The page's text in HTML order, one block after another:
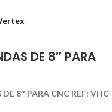
DE 8″ PARA
8″ PARA CNC REF: VHC-